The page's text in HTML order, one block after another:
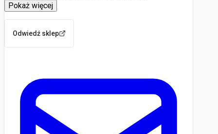
Pokaż więcej
Odwiedź sklep